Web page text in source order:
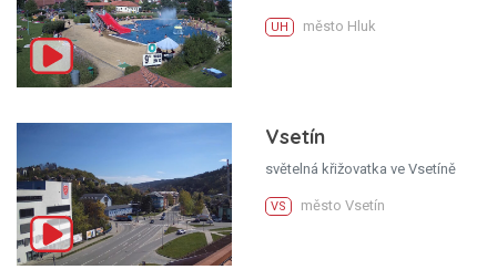
UH město Hluk
Vsetín
světelná křižovatka ve Vsetíně
VS město Vsetín